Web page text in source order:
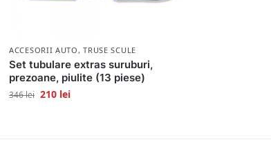
ACCESORII AUTO ,TRUSE SCULE
Set tubulare extras suruburi,
prezoane, piulite (13 piese)
346lei 210 lei